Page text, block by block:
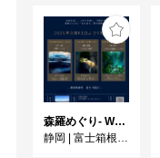
森羅めぐり- Wandering in Shinra -
静岡 | 富士箱根カントリークラブ